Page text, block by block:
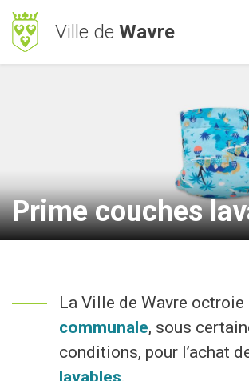
Ville de Wavre
Mes démarches
Déchets
Horaires
Vie Communale
Vivre à Wavre
Prime couches
La Ville de Wavre octroie
communale, sous
conditions, pour l’achat
lavables.